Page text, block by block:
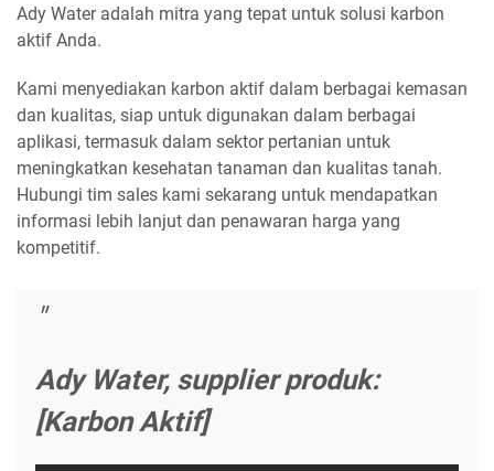
Ady Water adalah mitra yang tepat untuk solusi karbon
aktif Anda.
Kami menyediakan karbon aktif dalam berbagai kemasan
dan kualitas, siap untuk digunakan dalam berbagai
aplikasi, termasuk dalam sektor pertanian untuk
meningkatkan kesehatan tanaman dan kualitas tanah.
Hubungi tim sales kami sekarang untuk mendapatkan
informasi lebih lanjut dan penawaran harga yang
kompetitif.
Ady Water, supplier produk:
[Karbon Aktif]